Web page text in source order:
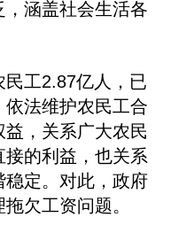
涵盖社会生活各
工2.87亿人，已
法维护农民工合
，关系广大农民
的利益，也关系
定。对此，政府
欠工资问题。